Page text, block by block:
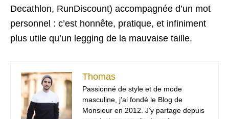
Decathlon, RunDiscount) accompagnée d’un mot
personnel : c’est honnête, pratique, et infiniment
plus utile qu’un legging de la mauvaise taille.
Thomas
Passionné de style et de mode
masculine, j’ai fondé le Blog de
Monsieur en 2012. J’y partage depuis